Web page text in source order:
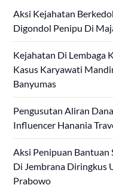
Aksi Kejahatan
Digondol Penipu Di
Kejahatan Di Lembaga
Kasus Karyawati
Banyumas
Pengusutan Aliran
Influencer Hanania
Aksi Penipuan Bantuan
Di Jembrana Diringkus
Prabowo